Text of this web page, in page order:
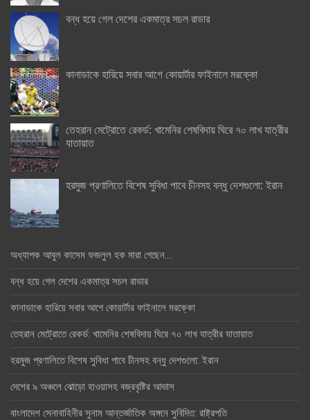
বন্ধ হয়ে গেল দেশের একমাত্র সচল রাডার
কানাডাকে হারিয়ে সবার আগে কোয়ার্টার ফাইনালে মরক্কো
তেহরান মেট্রোতে রেকর্ড: খামেনির শেষবিদায় ঘিরে ৭০ লাখ যাত্রীর
যাতায়াত
হরমুজ প্রণালিতে বিশেষ সুবিধা পাবে চীনসহ বন্ধু দেশগুলো: ইরান
অধ্যাপক আবুল কাসেম ফজলুল হক মারা গেছেন….
বন্ধ হয়ে গেল দেশের একমাত্র সচল রাডার
কানাডাকে হারিয়ে সবার আগে কোয়ার্টার ফাইনালে মরক্কো
তেহরান মেট্রোতে রেকর্ড: খামেনির শেষবিদায় ঘিরে ৭০ লাখ যাত্রীর যাতায়াত
হরমুজ প্রণালিতে বিশেষ সুবিধা পাবে চীনসহ বন্ধু দেশগুলো: ইরান
দেশের ৯ অঞ্চলে ঝোড়ো হাওয়াসহ বজ্রবৃষ্টির আভাস
বাংলাদেশ সেনাবাহিনীর সুনাম আন্তর্জাতিক অঙ্গনে সুবিদিত: রাষ্ট্রপতি